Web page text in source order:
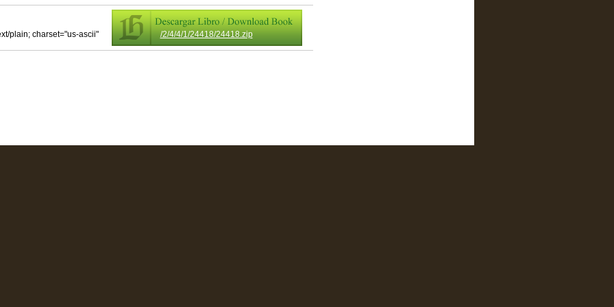
plain; charset="us-ascii" /2/4/4/1/24418/24418.zip